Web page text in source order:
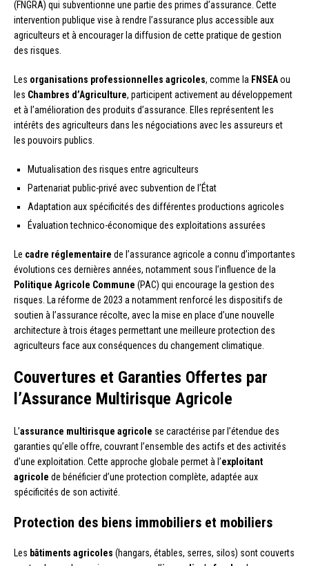
(FNGRA) qui subventionne une partie des primes d’assurance. Cette
intervention publique vise à rendre l’assurance plus accessible aux
agriculteurs et à encourager la diffusion de cette pratique de gestion
des risques.
Les organisations professionnelles agricoles, comme la FNSEAou
les Chambres d’Agriculture, participent activement au développement
et à l’amélioration des produits d’assurance. Elles représentent les
intérêts des agriculteurs dans les négociations avec les assureurs et
les pouvoirs publics.
Mutualisation des risques entre agriculteurs
Partenariat public-privé avec subvention de l’État
Adaptation aux spécificités des différentes productions agricoles
Évaluation technico-économique des exploitations assurées
Le cadre réglementaire de l’assurance agricole a connu d’importantes
évolutions ces dernières années, notamment sous l’influence de la
Politique Agricole Commune (PAC) qui encourage la gestion des
risques. La réforme de 2023 a notamment renforcé les dispositifs de
soutien à l’assurance récolte, avec la mise en place d’une nouvelle
architecture à trois étages permettant une meilleure protection des
agriculteurs face aux conséquences du changement climatique.
Couvertures et Garanties Offertes par
l’Assurance Multirisque Agricole
L’assurance multirisque agricole se caractérise par l’étendue des
garanties qu’elle offre, couvrant l’ensemble des actifs et des activités
d’une exploitation. Cette approche globale permet à l’exploitant
agricole de bénéficier d’une protection complète, adaptée aux
spécificités de son activité.
Protection des biens immobiliers et mobiliers
Les bâtiments agricoles (hangars, étables, serres, silos) sont couverts